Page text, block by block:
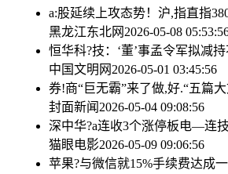
a:股延续上攻态势！沪,指直指
黑龙江东北网 2026-05-08
恒华科?技：‘董’事孟令军拟减
中国文明网 2026-05-01 03:45:56
券!商“巨无霸”来了做,好.“五篇
封面新闻 2026-05-04 09:08:56
深中华?a连收3个涨停板电—连
猫眼电影2026-05-09 09:06:56
苹果?与微信就15%手续费达成